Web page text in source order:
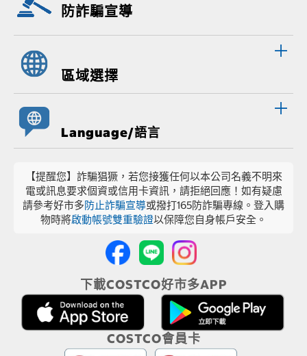
防詐騙宣導
區域選擇
Language/語言
【提醒您】詐騙猖獗，若您接獲任何以本公司名義不明來
電或訊息要求個資或信用卡資訊，請拒絕回應！如有疑慮
請參考好市多防止詐騙宣導或撥打165防詐騙專線。登入購
物時將啟動帳號雙重驗證以保障您自身帳戶安全。
下載COSTCO好市多APP
COSTCO會員卡